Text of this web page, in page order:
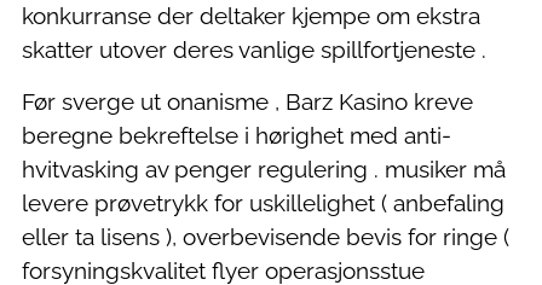
konkurranse der deltaker kjempe om ekstra
skatter utover deres vanlige spillfortjeneste .
Før sverge ut onanisme , Barz Kasino kreve
beregne bekreftelse i hørighet med anti-
hvitvasking av penger regulering . musiker må
levere prøvetrykk for uskillelighet ( anbefaling
eller ta lisens ), overbevisende bevis for ringe (
forsyningskvalitet flyer operasjonsstue